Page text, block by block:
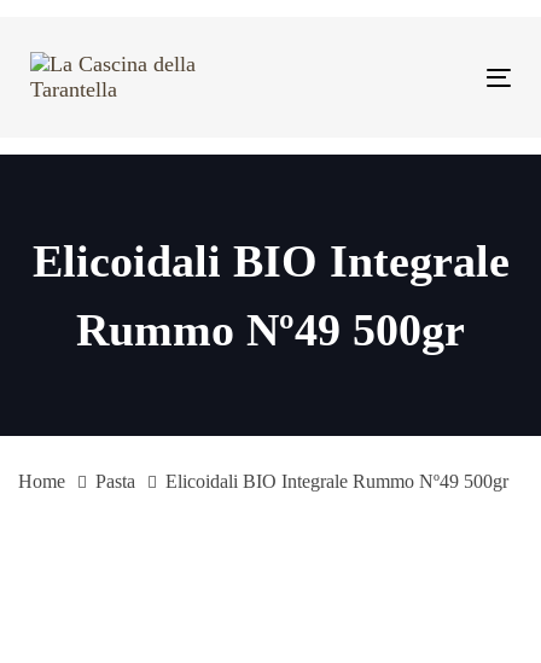
links
primary
Skip
Elicoidali BIO Integrale
Rummo Nº49 500gr
Home Pasta Elicoidali BIO Integrale Rummo Nº49 500gr